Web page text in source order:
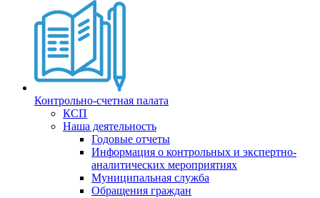
Контрольно-счетная палата
КСП
Наша деятельность
Годовые отчеты
Информация о контрольных и экспертно-
аналитических мероприятиях
Муниципальная служба
Обращения граждан